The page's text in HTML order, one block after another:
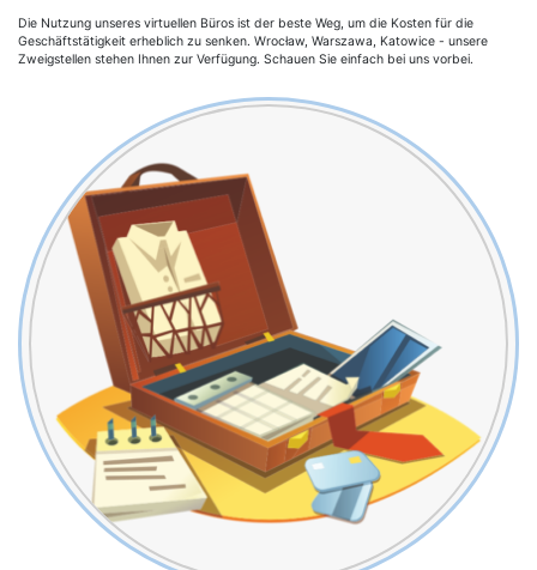
Die Nutzung unseres virtuellen Büros ist der beste Weg, um die Kosten für die
Geschäftstätigkeit erheblich zu senken. Wrocław, Warszawa, Katowice - unsere
Zweigstellen stehen Ihnen zur Verfügung. Schauen Sie einfach bei uns vorbei.